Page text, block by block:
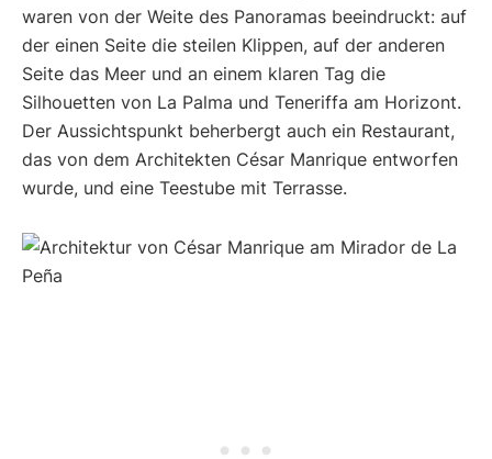
waren von der Weite des Panoramas beeindruckt: auf
der einen Seite die steilen Klippen, auf der anderen
Seite das Meer und an einem klaren Tag die
Silhouetten von La Palma und Teneriffa am Horizont.
Der Aussichtspunkt beherbergt auch ein Restaurant,
das von dem Architekten César Manrique entworfen
wurde, und eine Teestube mit Terrasse.